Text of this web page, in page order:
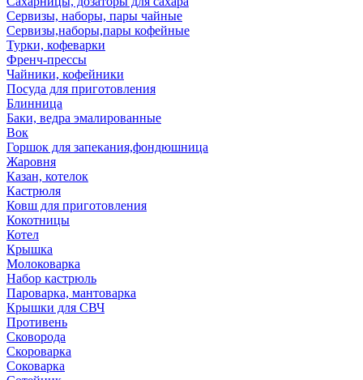
Сервизы, наборы, пары чайные
Сервизы,наборы,пары кофейные
Турки, кофеварки
Френч-прессы
Чайники, кофейники
Посуда для приготовления
Блинница
Баки, ведра эмалированные
Вок
Горшок для запекания,фондюшница
Жаровня
Казан, котелок
Кастрюля
Ковш для приготовления
Кокотницы
Котел
Крышка
Молоковарка
Набор кастрюль
Пароварка, мантоварка
Крышки для СВЧ
Противень
Сковорода
Скороварка
Соковарка